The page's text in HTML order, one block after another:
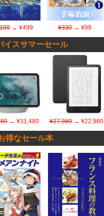
→ ¥499 ¥330 → ¥99
イスサマーセール
→ ¥31,480 ¥27,980→ ¥22,980
得なセール本